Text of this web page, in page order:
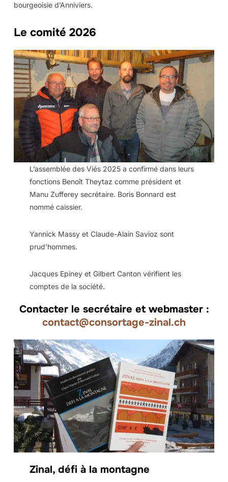
bourgeoisie d’Anniviers.
Le comité 2026
L’assemblée des Viés 2025 a confirmé dans leurs
fonctions Benoît Theytaz comme président et
Manu Zufferey secrétaire. Boris Bonnard est
nommé caissier.
Yannick Massy et Claude-Alain Savioz sont
prud’hommes.
Jacques Epiney et Gilbert Canton vérifient les
comptes de la société.
Contacter le secrétaire et webmaster :
contact@consortage-zinal.ch
Zinal, défi à la montagne